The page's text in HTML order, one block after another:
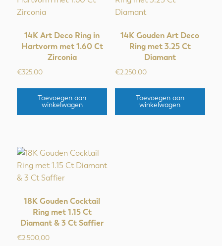
14K Art Deco Ring in
Hartvorm met 1.60 Ct
Zirconia
€325,00
Toevoegen aan
winkelwagen
14K Gouden Art Deco
Ring met 3.25 Ct
Diamant
€2.250,00
Toevoegen aan
winkelwagen
18K Gouden Cocktail
Ring met 1.15 Ct
Diamant & 3 Ct Saffier
€2.500,00